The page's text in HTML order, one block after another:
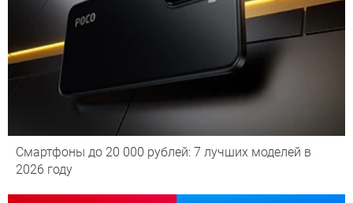
Смартфоны до 20 000 рублей: 7 лучших моделей в
2026 году